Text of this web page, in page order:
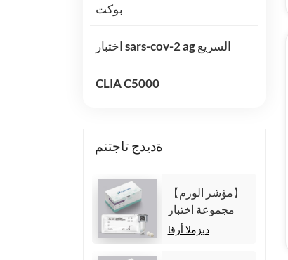
بوكت
اختبار sars-cov-2 ag السريع
CLIA C5000
ةديدج تاجتنم
【مؤشر الورم】
مجموعة اختبار
مستضد
ديزملا أرقا